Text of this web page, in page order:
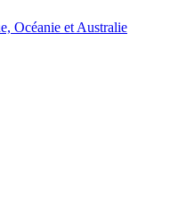
Océanie et Australie